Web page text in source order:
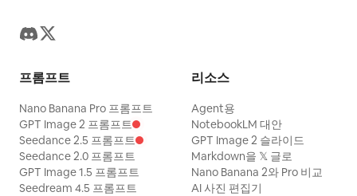
프롬프트
Nano Banana Pro 프롬프트
GPT Image 2 프롬프트
Seedance 2.5 프롬프트
Seedance 2.0 프롬프트
GPT Image 1.5 프롬프트
Seedream 4.5 프롬프트
리소스
Agent용
NotebookLM 대안
GPT Image 2 슬라이드
Markdown을 𝕏 글로
Nano Banana 2와 Pro 비교
AI 사진 편집기